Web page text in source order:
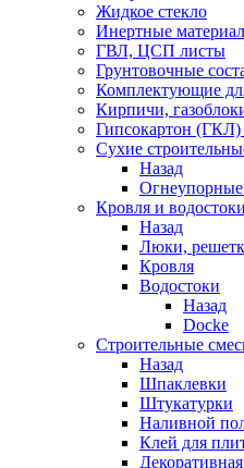
Жидкое стекло
Инертные
ГВЛ, ЦСП листы
Грунтовочные
Комплектующие
Кирпичи,
Гипсокартон
Сухие
Назад
Огнеупорные
Кровля и водостоки
Назад
Люки,
Кровля
Водостоки
Назад
Docke
Строительные
Назад
Шпаклевки
Штукатурки
Наливной
Клей для